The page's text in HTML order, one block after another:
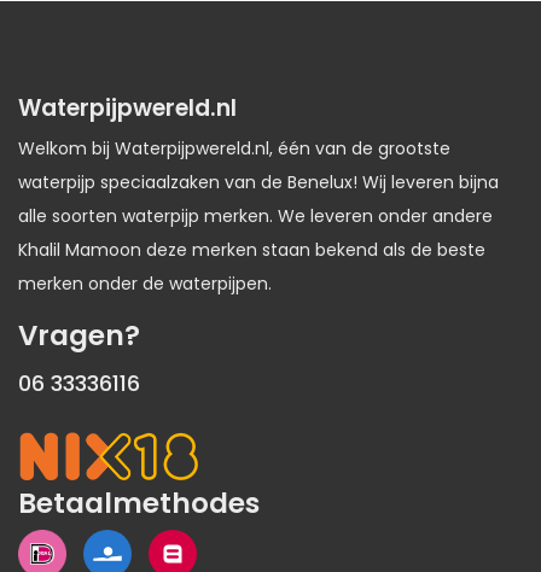
Waterpijpwereld.nl
Welkom bij Waterpijpwereld.nl, één van de grootste
waterpijp speciaalzaken van de Benelux! Wij leveren bijna
alle soorten waterpijp merken. We leveren onder andere
Khalil Mamoon deze merken staan bekend als de beste
merken onder de waterpijpen.
Vragen?
06 33336116
Betaalmethodes